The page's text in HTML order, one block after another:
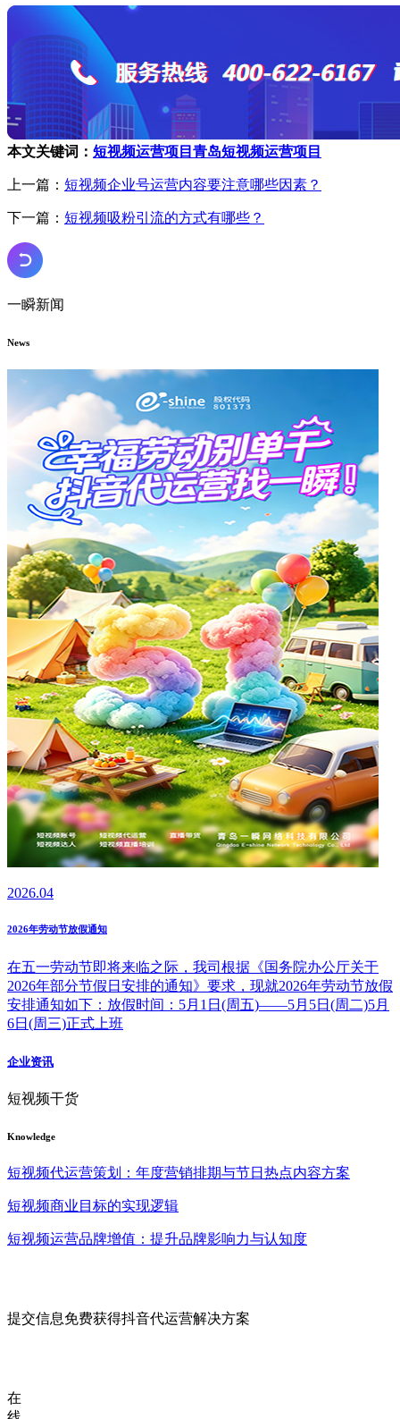
本文关键词： 短视频运营项目 青岛短视频运营项目
上一篇： 短视频企业号运营内容要注意哪些因素？
下一篇： 短视频吸粉引流的方式有哪些？
一瞬新闻
News
2026.04
2026年劳动节放假通知
在五一劳动节即将来临之际，我司根据《国务院办公厅关于
2026年部分节假日安排的通知》要求，现就2026年劳动节放假
安排通知如下：放假时间：5月1日(周五)——5月5日(周二)5月
6日(周三)正式上班
企业资讯
短视频干货
Knowledge
短视频代运营策划：年度营销排期与节日热点内容方案
短视频商业目标的实现逻辑
短视频运营品牌增值：提升品牌影响力与认知度
提交信息免费获得抖音代运营解决方案
在